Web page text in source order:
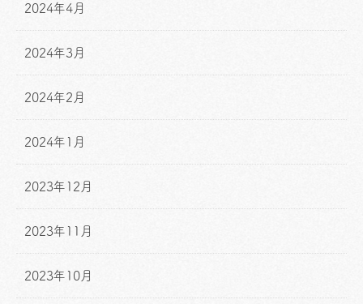
2024年4月
2024年3月
2024年2月
2024年1月
2023年12月
2023年11月
2023年10月